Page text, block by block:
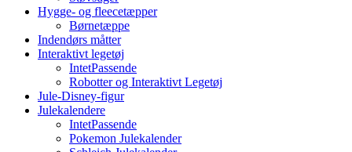
Hygge- og fleecetæpper
Børnetæppe
Indendørs måtter
Interaktivt legetøj
IntetPassende
Robotter og Interaktivt Legetøj
Jule-Disney-figur
Julekalendere
IntetPassende
Pokemon Julekalender